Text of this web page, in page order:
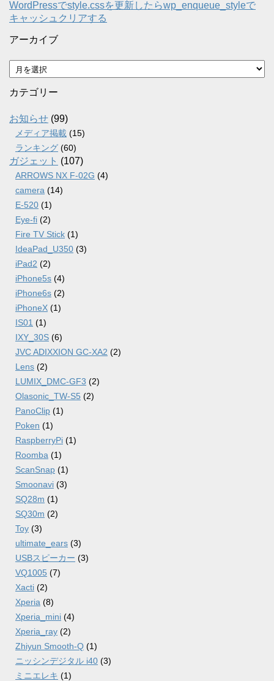
WordPressでstyle.cssを更新したらwp_enqueue_styleで
キャッシュクリアする
アーカイブ
ア
ー
カ
ブ
カテゴリー
お知らせ (99)
メディア掲載 (15)
ランキング (60)
ガジェット (107)
ARROWS NX F-02G (4)
camera (14)
E-520 (1)
Eye-fi (2)
Fire TV Stick (1)
IdeaPad_U350 (3)
iPad2 (2)
iPhone5s (4)
iPhone6s (2)
iPhoneX (1)
IS01 (1)
IXY_30S (6)
JVC ADIXXION GC-XA2 (2)
Lens (2)
LUMIX_DMC-GF3 (2)
Olasonic_TW-S5 (2)
PanoClip (1)
Poken (1)
RaspberryPi (1)
Roomba (1)
ScanSnap (1)
Smoonavi (3)
SQ28m (1)
SQ30m (2)
Toy (3)
ultimate_ears (3)
USBスピーカー (3)
VQ1005 (7)
Xacti (2)
Xperia (8)
Xperia_mini (4)
Xperia_ray (2)
Zhiyun Smooth-Q (1)
ニッシンデジタル i40 (3)
ミニエレキ (1)